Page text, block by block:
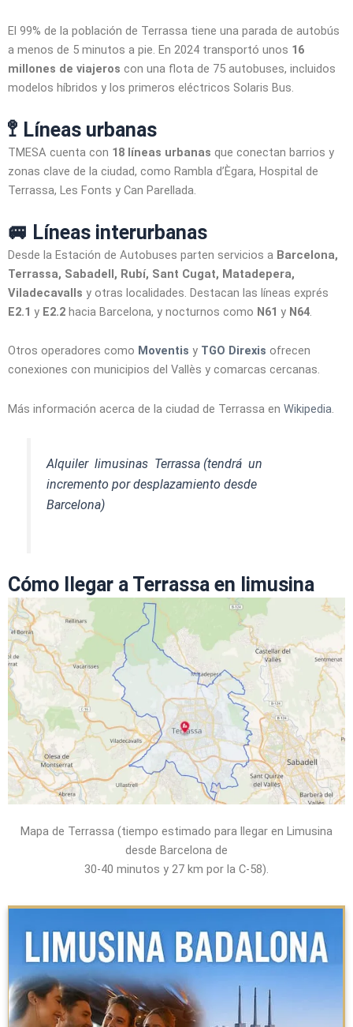
El 99% de la población de Terrassa tiene una parada de autobús
a menos de 5 minutos a pie. En 2024 transportó unos 16
millones de viajeros con una flota de 75 autobuses, incluidos
modelos híbridos y los primeros eléctricos Solaris Bus.
🚏 Líneas urbanas
TMESA cuenta con 18 líneas urbanas que conectan barrios y
zonas clave de la ciudad, como Rambla d’Ègara, Hospital de
Terrassa, Les Fonts y Can Parellada.
🚐 Líneas interurbanas
Desde la Estación de Autobuses parten servicios a Barcelona,
Terrassa, Sabadell, Rubí, Sant Cugat, Matadepera,
Viladecavalls y otras localidades. Destacan las líneas exprés
E2.1 y E2.2 hacia Barcelona, y nocturnos como N61 y N64
Otros operadores como Moventis y TGO Direxis ofrecen
conexiones con municipios del Vallès y comarcas cercanas.
Más información acerca de la ciudad de Terrassa en Wikipedia
Alquiler limusinas Terrassa (tendrá un
incremento por desplazamiento desde
Barcelona)
Cómo llegar a Terrassa en limusina
Mapa de Terrassa (tiempo estimado para llegar en Limusina
desde Barcelona de
30-40 minutos y 27 km por la C-58).